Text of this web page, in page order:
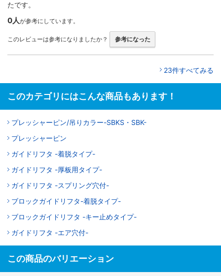
たです。
0人が参考にしています。
このレビューは参考になりましたか？ 参考になった
23件すべてみる
このカテゴリにはこんな商品もあります！
プレッシャーピン/吊りカラー-SBKS・SBK-
プレッシャーピン
ガイドリフタ -着脱タイプ-
ガイドリフタ -厚板用タイプ-
ガイドリフタ -スプリング穴付-
ブロックガイドリフタ-着脱タイプ-
ブロックガイドリフタ -キー止めタイプ-
ガイドリフタ -エア穴付-
この商品のバリエーション